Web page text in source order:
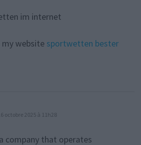
im internet
my website sportwetten bester
: octobre 2025 à 11h28
company that operates